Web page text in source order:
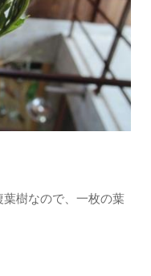
葉樹なので、一枚の葉